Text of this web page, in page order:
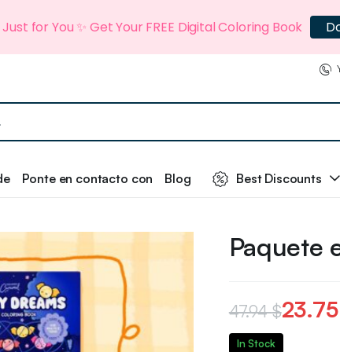
Ponte en contacto con Blog Best Discounts
Paquete
47.94$23.75
In Stock
for You ✨ Get Your FREE Digital Coloring Book